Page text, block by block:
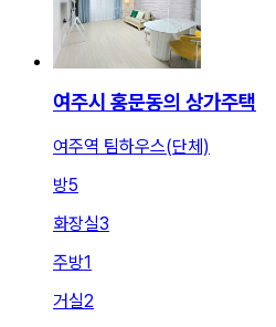
여주시 홍문동의 상가주택
여주역 팀하우스(단체)
방5
화장실3
주방1
거실2